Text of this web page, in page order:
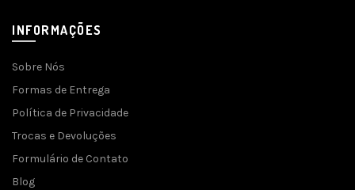
INFORMAÇÕES
Sobre Nós
Formas de Entrega
Política de Privacidade
Trocas e Devoluções
Formulário de Contato
Blog